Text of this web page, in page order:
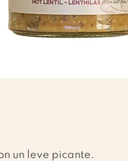
un leve picante.